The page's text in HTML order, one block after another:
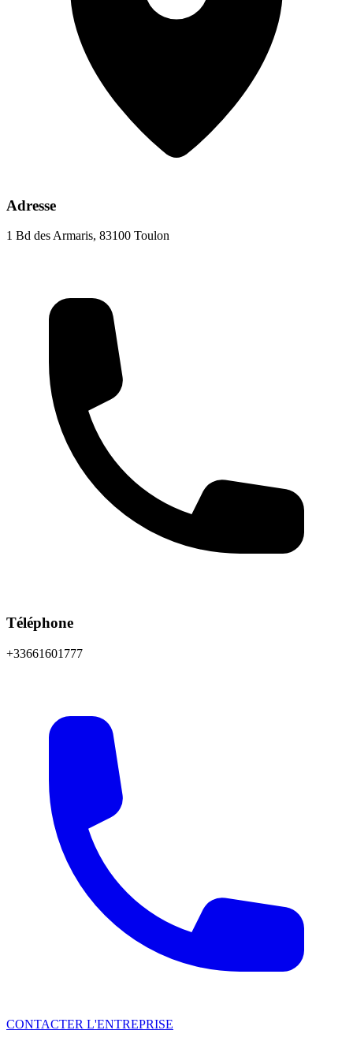
Adresse
1 Bd des Armaris, 83100 Toulon
Téléphone
+33661601777
CONTACTER L'ENTREPRISE